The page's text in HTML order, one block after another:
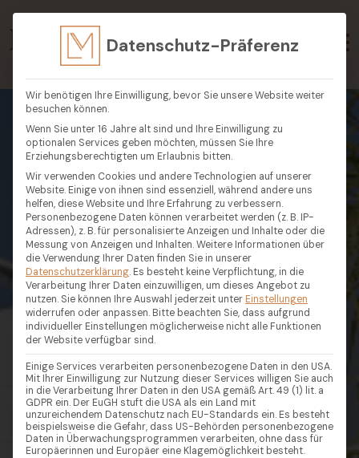
Datenschutz-Präferenz
Wir benötigen Ihre Einwilligung, bevor Sie unsere Website weiter
besuchen können.
Wenn Sie unter 16 Jahre alt sind und Ihre Einwilligung zu
optionalen Services geben möchten, müssen Sie Ihre
Erziehungsberechtigten um Erlaubnis bitten.
Wir verwenden Cookies und andere Technologien auf unserer
Website. Einige von ihnen sind essenziell, während andere uns
helfen, diese Website und Ihre Erfahrung zu verbessern.
Personenbezogene Daten können verarbeitet werden (z. B. IP-
Adressen), z. B. für personalisierte Anzeigen und Inhalte oder die
Messung von Anzeigen und Inhalten.Weitere Informationen über
die Verwendung Ihrer Daten finden Sie in unserer
Datenschutzerklärung. Es besteht keine Verpflichtung, in die
Verarbeitung Ihrer Daten einzuwilligen, um dieses Angebot zu
nutzen. Sie können Ihre Auswahl jederzeit unter Einstellungen
widerrufen oder anpassen. Bitte beachten Sie, dass aufgrund
individueller Einstellungen möglicherweise nicht alle Funktionen
der Website verfügbar sind.
Einige Services verarbeiten personenbezogene Daten in den USA.
Mit Ihrer Einwilligung zur Nutzung dieser Services willigen Sie auch
in die Verarbeitung Ihrer Daten in den USA gemäß Art. 49 (1) lit. a
GDPR ein. Der EuGH stuft die USA als ein Land mit
unzureichendem Datenschutz nach EU-Standards ein. Es besteht
beispielsweise die Gefahr, dass US-Behörden personenbezogene
Daten in Überwachungsprogrammen verarbeiten, ohne dass für
Europäerinnen und Europäer eine Klagemöglichkeit besteht.